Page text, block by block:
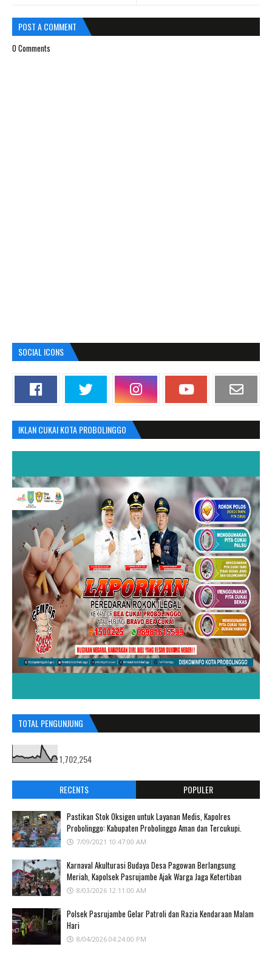
POST A COMMENT
0 Comments
SOCIAL ICONS
IKLAN CUKAI KOTA PROBOLINGGO
TOTAL PENGUNJUNG
1,702,254
RECENTS POPULER
Pastikan Stok Oksigen untuk Layanan Medis, Kapolres
Probolinggo: Kabupaten Probolinggo Aman dan Tercukupi.
7/09/2021 10:47:00 AM
Karnaval Akulturasi Budaya Desa Pagowan Berlangsung
Meriah, Kapolsek Pasrujambe Ajak Warga Jaga Ketertiban
8/03/2026 12:11:00 AM
Polsek Pasrujambe Gelar Patroli dan Razia Kendaraan Malam
Hari
8/04/2026 04:24:00 PM